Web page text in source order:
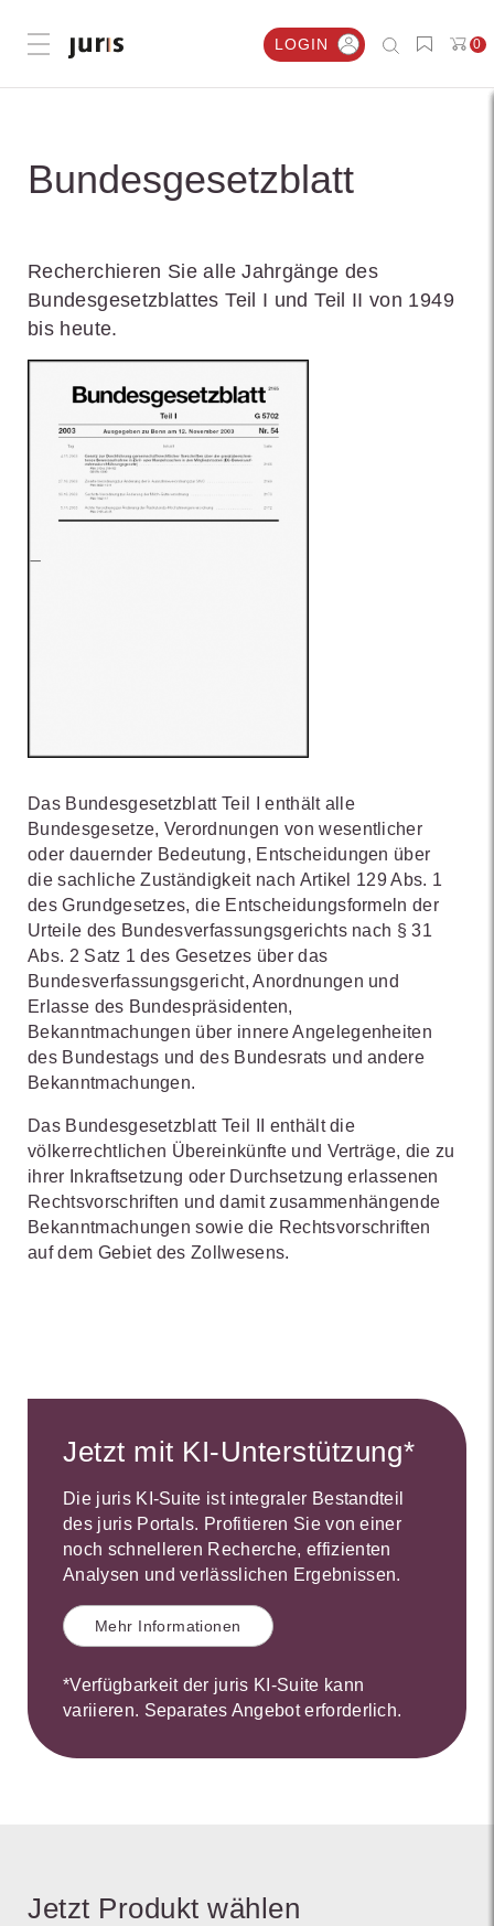
Menü öffnen LOGIN 0
Bundesgesetzblatt
Recherchieren Sie alle Jahrgänge des
Bundesgesetzblattes Teil I und Teil II von 1949
bis heute.
Das Bundesgesetzblatt Teil I enthält alle
Bundesgesetze, Verordnungen von wesentlicher
oder dauernder Bedeutung, Entscheidungen über
die sachliche Zuständigkeit nach Artikel 129 Abs. 1
des Grundgesetzes, die Entscheidungsformeln der
Urteile des Bundesverfassungsgerichts nach § 31
Abs. 2 Satz 1 des Gesetzes über das
Bundesverfassungsgericht, Anordnungen und
Erlasse des Bundespräsidenten,
Bekanntmachungen über innere Angelegenheiten
des Bundestags und des Bundesrats und andere
Bekanntmachungen.
Das Bundesgesetzblatt Teil II enthält die
völkerrechtlichen Übereinkünfte und Verträge, die zu
ihrer Inkraftsetzung oder Durchsetzung erlassenen
Rechtsvorschriften und damit zusammenhängende
Bekanntmachungen sowie die Rechtsvorschriften
auf dem Gebiet des Zollwesens.
Jetzt mit KI-Unterstützung*
Die juris KI-Suite ist integraler Bestandteil
des juris Portals. Profitieren Sie von einer
noch schnelleren Recherche, effizienten
Analysen und verlässlichen Ergebnissen.
Mehr Informationen
*Verfügbarkeit der juris KI-Suite kann
variieren. Separates Angebot erforderlich.
Jetzt Produkt wählen